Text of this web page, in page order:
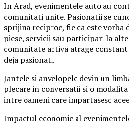
In Arad, evenimentele auto au
comunitati unite. Pasionatii se
sprijina reciproc, fie ca este vorba
piese, servicii sau participari la
comunitate activa atrage
deja pasionati.
Jantele si anvelopele devin un
plecare in conversatii si o
intre oameni care impartasesc
Impactul economic al